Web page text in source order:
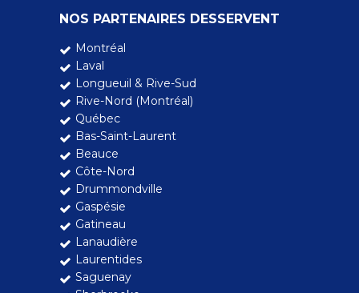
NOS PARTENAIRES DESSERVENT
Montréal
Laval
Longueuil & Rive-Sud
Rive-Nord (Montréal)
Québec
Bas-Saint-Laurent
Beauce
Côte-Nord
Drummondville
Gaspésie
Gatineau
Lanaudière
Laurentides
Saguenay